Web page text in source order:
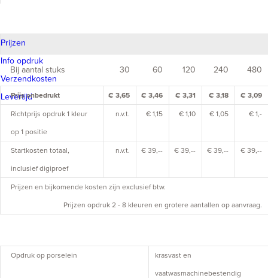
Prijzen
Info opdruk
Verzendkosten
Levertijd
Bij aantal stuks 30 60 120 240 480
Prijs onbedrukt € 3,65 € 3,46 € 3,31 € 3,18 € 3,09
Richtprijs opdruk 1 kleur
op 1 positie
n.v.t. € 1,15 € 1,10 € 1,05 € 1,-
Startkosten totaal,
inclusief digiproef
n.v.t. € 39,-- € 39,-- € 39,-- € 39,--
Prijzen en bijkomende kosten zijn exclusief btw.
Prijzen opdruk 2 - 8 kleuren en grotere aantallen op aanvraag.
Opdruk op porselein krasvast en
vaatwasmachinebestendig